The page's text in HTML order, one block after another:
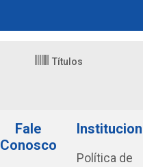
Títulos
Fale
Conosco
Política de